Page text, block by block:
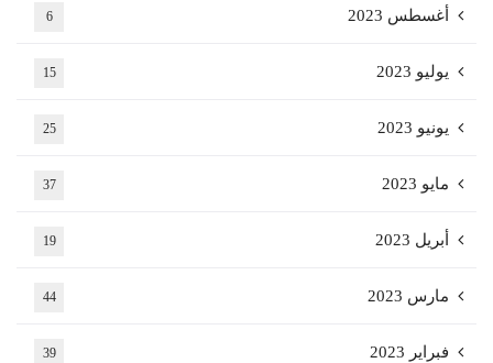
أغسطس 2023 6
يوليو 2023 15
يونيو 2023 25
مايو 2023 37
أبريل 2023 19
مارس 2023 44
فبراير 2023 39